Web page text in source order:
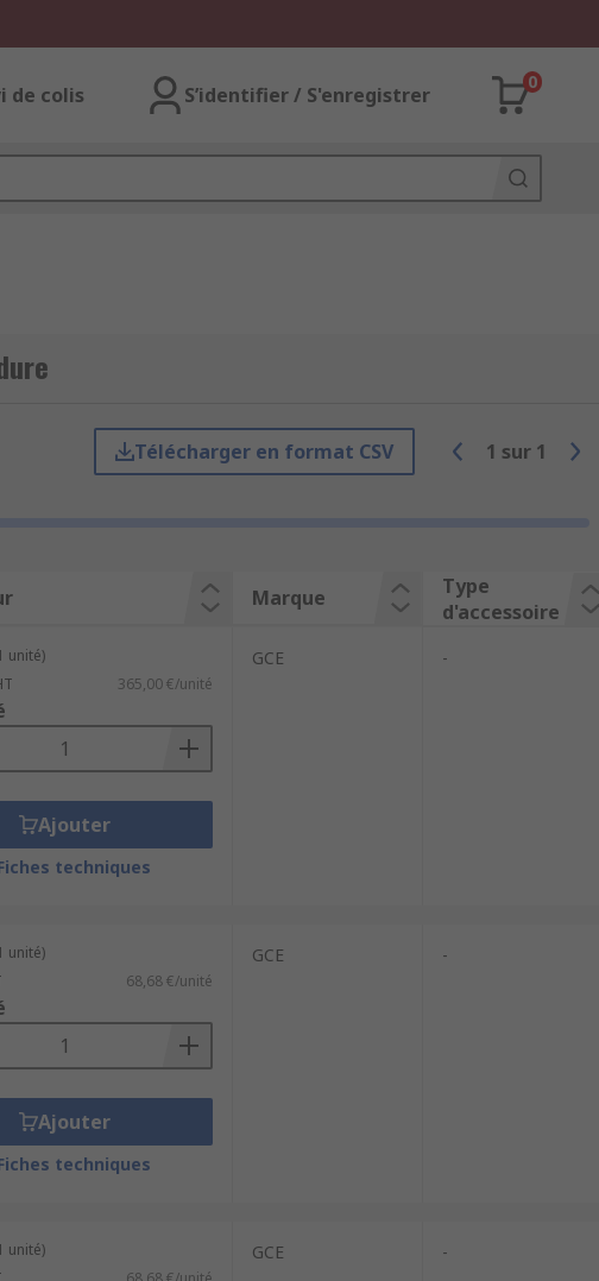
de colis S’identifier / S'enregistrer
0
Télécharger en format CSV 1 sur 1
Marque
Type
d'accessoire
unité)
365,00 €/unité
Ajouter
techniques
GCE -
unité)
68,68 €/unité
Ajouter
techniques
GCE -
unité) GCE -